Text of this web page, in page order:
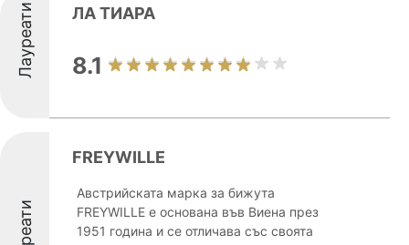
Лауреати ЛА ТИАРА
8.1
FREYWILLE
Австрийската марка за бижута
FREYWILLE е основана във Виена през
1951 година и се отличава със своята